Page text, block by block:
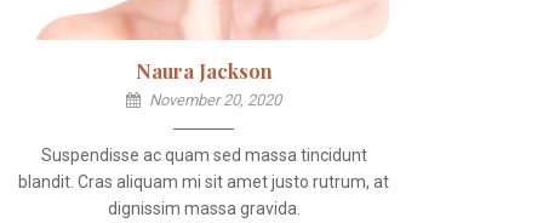
Naura Jackson
November 20, 2020
Suspendisse ac quam sed massa tincidunt
blandit. Cras aliquam mi sit amet justo rutrum, at
dignissim massa gravida.